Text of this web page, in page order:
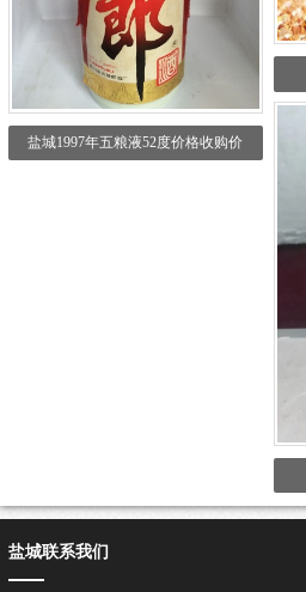
盐城1997年五粮液52度价格收购价
盐城联系我们